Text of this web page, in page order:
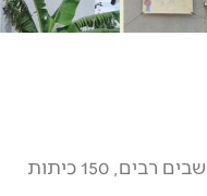
בחודשים האחרונים כחלק מיוזמה כלל ארצית, מועצת אבן יהודה, בעלי עסקים ותושבים רבים, 150 כיתות